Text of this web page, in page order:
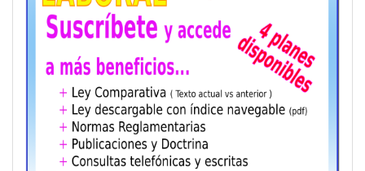
del cumplimiento de las condiciones establecidas en el Decreto
N° 128/19 y, en su caso, la aplicación de las sanciones que
pudieran corresponder.
ARTÍCULO 6°.- Las disposiciones de esta resolución general
conjunta entrarán envigencia a los DIEZ (10) días hábiles
contados a partir de su publicación en el Boletín Oficial.
ARTÍCULO 7°- Comuníquese, publíquese, dése a la Dirección
Nacional del Registro Oficial y archívese. Leandro German Cuccioli
- Dante Sica